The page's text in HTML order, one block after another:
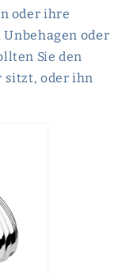
oder ihre
oder
Sie den
sitzt, oder ihn